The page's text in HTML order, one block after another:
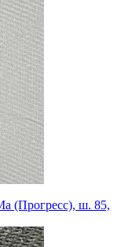
(Прогресс), ш. 85,